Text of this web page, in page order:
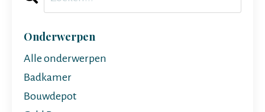
Onderwerpen
Alle onderwerpen
Badkamer
Bouwdepot